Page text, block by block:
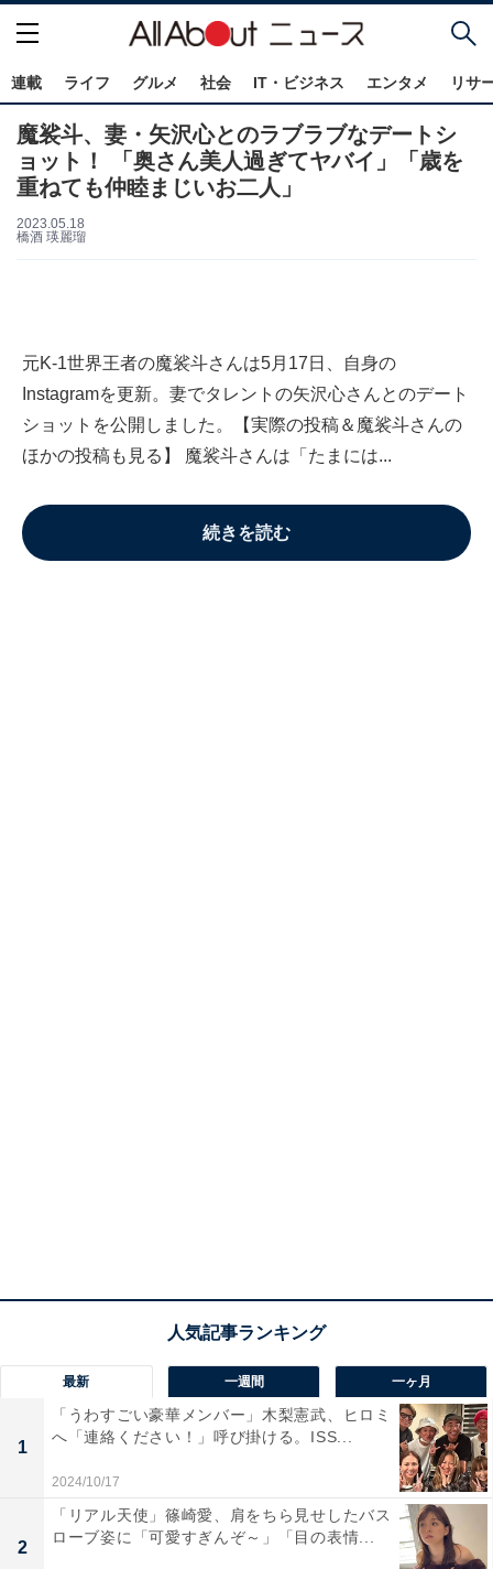
連載 ライフ グルメ 社会 IT・ビジネス エンタメ リサ
魔裟斗、妻・矢沢心とのラブラブなデートシ
ョット！ 「奥さん美人過ぎてヤバイ」「歳を
重ねても仲睦まじいお二人」
2023.05.18
橋酒 瑛麗瑠
元K-1世界王者の魔裟斗さんは5月17日、自身の
Instagramを更新。妻でタレントの矢沢心さんとのデート
ショットを公開しました。【実際の投稿＆魔裟斗さんの
ほかの投稿も見る】 魔裟斗さんは「たまには...
続きを読む
最新 一週間 一ヶ月
1
「うわすごい豪華メンバー」木梨憲武、ヒロミ
へ「連絡ください！」呼び掛ける。ISS...
2024/10/17
2
「リアル天使」篠崎愛、肩をちら見せしたバス
ローブ姿に「可愛すぎんぞ～」「目の表情...